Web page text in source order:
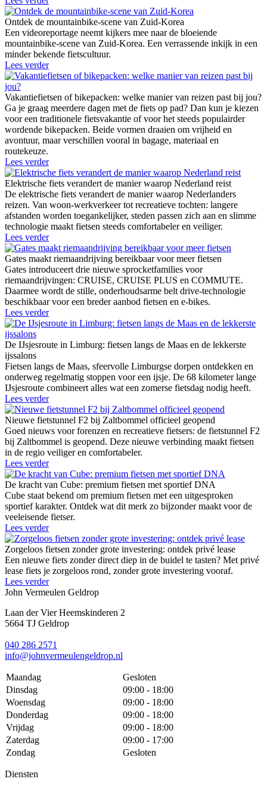
Ontdek de mountainbike-scene van Zuid-Korea
Een videoreportage neemt kijkers mee naar de bloeiende
mountainbike-scene van Zuid-Korea. Een verrassende inkijk in een
minder bekende fietscultuur.
Lees verder
Vakantiefietsen of bikepacken: welke manier van reizen past bij jou?
Ga je graag meerdere dagen met de fiets op pad? Dan kun je kiezen
voor een traditionele fietsvakantie of voor het steeds populairder
wordende bikepacken. Beide vormen draaien om vrijheid en
avontuur, maar verschillen vooral in bagage, materiaal en
routekeuze.
Lees verder
Elektrische fiets verandert de manier waarop Nederland reist
De elektrische fiets verandert de manier waarop Nederlanders
reizen. Van woon-werkverkeer tot recreatieve tochten: langere
afstanden worden toegankelijker, steden passen zich aan en slimme
technologie maakt fietsen steeds comfortabeler en veiliger.
Lees verder
Gates maakt riemaandrijving bereikbaar voor meer fietsen
Gates introduceert drie nieuwe sprocketfamilies voor
riemaandrijvingen: CRUISE, CRUISE PLUS en COMMUTE.
Daarmee wordt de stille, onderhoudsarme belt drive-technologie
beschikbaar voor een breder aanbod fietsen en e-bikes.
Lees verder
De IJsjesroute in Limburg: fietsen langs de Maas en de lekkerste
ijssalons
Fietsen langs de Maas, sfeervolle Limburgse dorpen ontdekken en
onderweg regelmatig stoppen voor een ijsje. De 68 kilometer lange
IJsjesroute combineert alles wat een zomerse fietsdag nodig heeft.
Lees verder
Nieuwe fietstunnel F2 bij Zaltbommel officieel geopend
Goed nieuws voor forenzen en recreatieve fietsers: de fietstunnel F2
bij Zaltbommel is geopend. Deze nieuwe verbinding maakt fietsen
in de regio veiliger en comfortabeler.
Lees verder
De kracht van Cube: premium fietsen met sportief DNA
Cube staat bekend om premium fietsen met een uitgesproken
sportief karakter. Ontdek wat dit merk zo bijzonder maakt voor de
veeleisende fietser.
Lees verder
Zorgeloos fietsen zonder grote investering: ontdek privé lease
Een nieuwe fiets zonder direct diep in de buidel te tasten? Met privé
lease fiets je zorgeloos rond, zonder grote investering vooraf.
Lees verder
John Vermeulen Geldrop
Laan der Vier Heemskinderen 2
5664 TJ Geldrop
040 286 2571
info@johnvermeulengeldrop.nl
Maandag
Gesloten
Dinsdag
09:00 - 18:00
Woensdag
09:00 - 18:00
Donderdag
09:00 - 18:00
Vrijdag
09:00 - 18:00
Zaterdag
09:00 - 17:00
Zondag
Gesloten
Diensten